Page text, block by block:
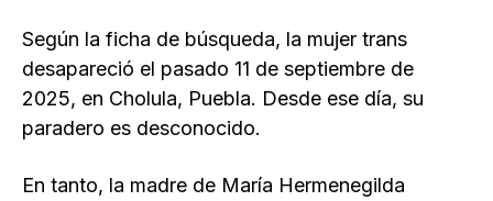
Según la ficha de búsqueda, la mujer trans
desapareció el pasado 11 de septiembre de
2025, en Cholula, Puebla. Desde ese día, su
paradero es desconocido.
En tanto, la madre de María Hermenegilda